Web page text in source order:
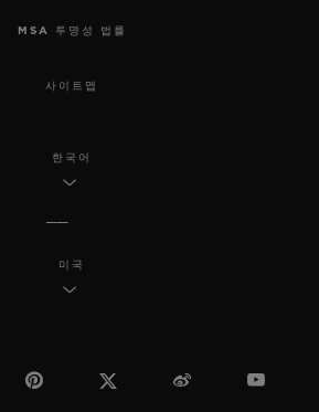
MSA 투명성 법률
사이트맵
한국어
미국